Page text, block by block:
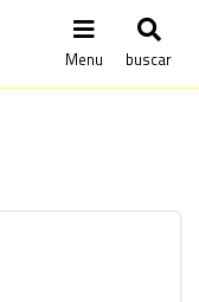
Menu buscar